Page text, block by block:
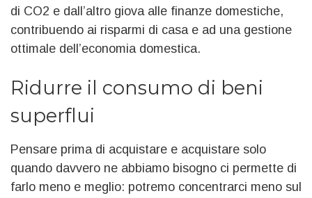
di CO2 e dall’altro giova alle finanze domestiche,
contribuendo ai risparmi di casa e ad una gestione
ottimale dell’economia domestica.
Ridurre il consumo di beni
superflui
Pensare prima di acquistare e acquistare solo
quando davvero ne abbiamo bisogno ci permette di
farlo meno e meglio: potremo concentrarci meno sul